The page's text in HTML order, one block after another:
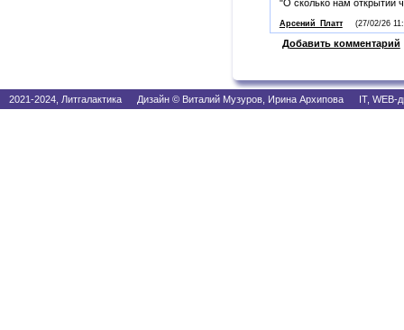
"О сколько нам открытий
Арсений_Платт (27/02/26
Добавить комментарий
2021-2024, Литгалактика Дизайн © Виталий Музуров, Ирина Архипова IT, WEB-